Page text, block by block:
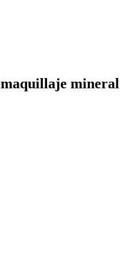
maquillaje mineral